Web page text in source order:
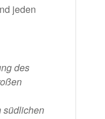
jeden
des
südlichen